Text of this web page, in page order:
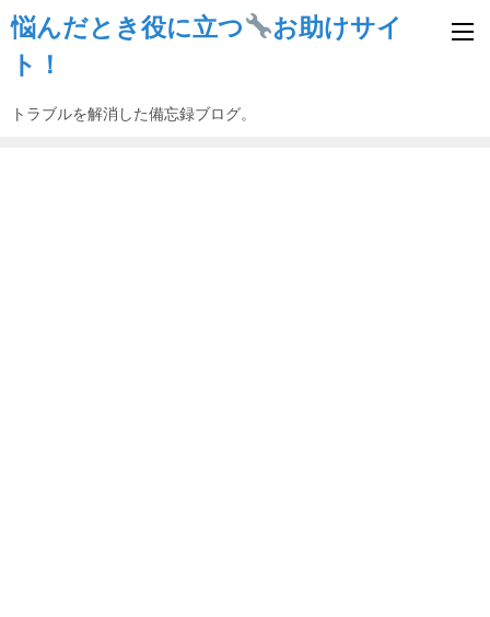
悩んだとき役に立つ
お助けサイ
ト！
トラブルを解消した備忘録ブログ。